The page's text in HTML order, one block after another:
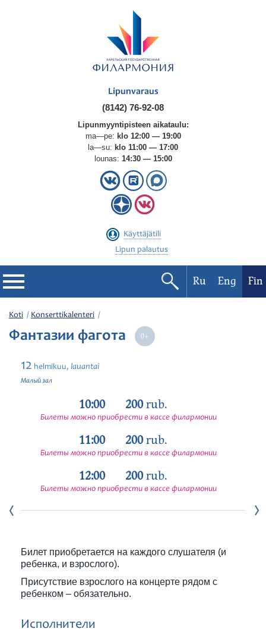
Lipunvaraus
(8142) 76-92-08
Lipunmyyntipisteen aikataulu:
ma—pe: klo 12:00 — 19:00
la—su: klo 11:00 — 17:00
lounas: 14:30 — 15:00
Käyttäjätili
Lipun palautus
Filharmonia
Konserttikalenteri
Festivaalit
Ru Eng Fin
Koti Konserttikalenteri
Фантазии фагота
12 helmikuu, lauantai
Малый зал
10:00 200rub.
Билеты можно приобрести в кассе филармонии
11:00 200rub.
Билеты можно приобрести в кассе филармонии
12:00 200rub.
Билеты можно приобрести в кассе филармонии
Билет приобретается на каждого слушателя (и
ребенка, и взрослого).
Присутствие взрослого на концерте рядом с
ребенком – обязательно.
Исполнители